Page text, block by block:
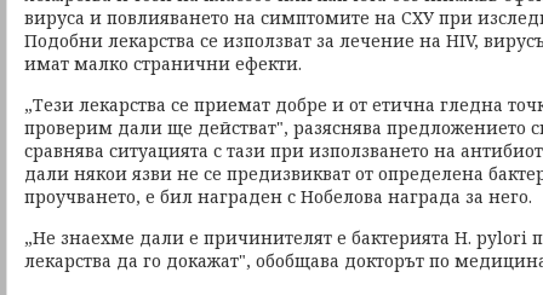
вируса и повлияването на симптомите на СХУ при
Подобни лекарства се използват за лечение на HIV,
имат малко странични ефекти.
„Тези лекарства се приемат добре и от етична гледна
проверим дали ще действат", разяснява предложението
сравнява ситуацията с тази при използването на
дали някои язви не се предизвикват от определена
проучването, е бил награден с Нобелова награда за него.
„Не знаехме дали е причинителят е бактерията H. pylori
лекарства да го докажат", обобщава докторът по